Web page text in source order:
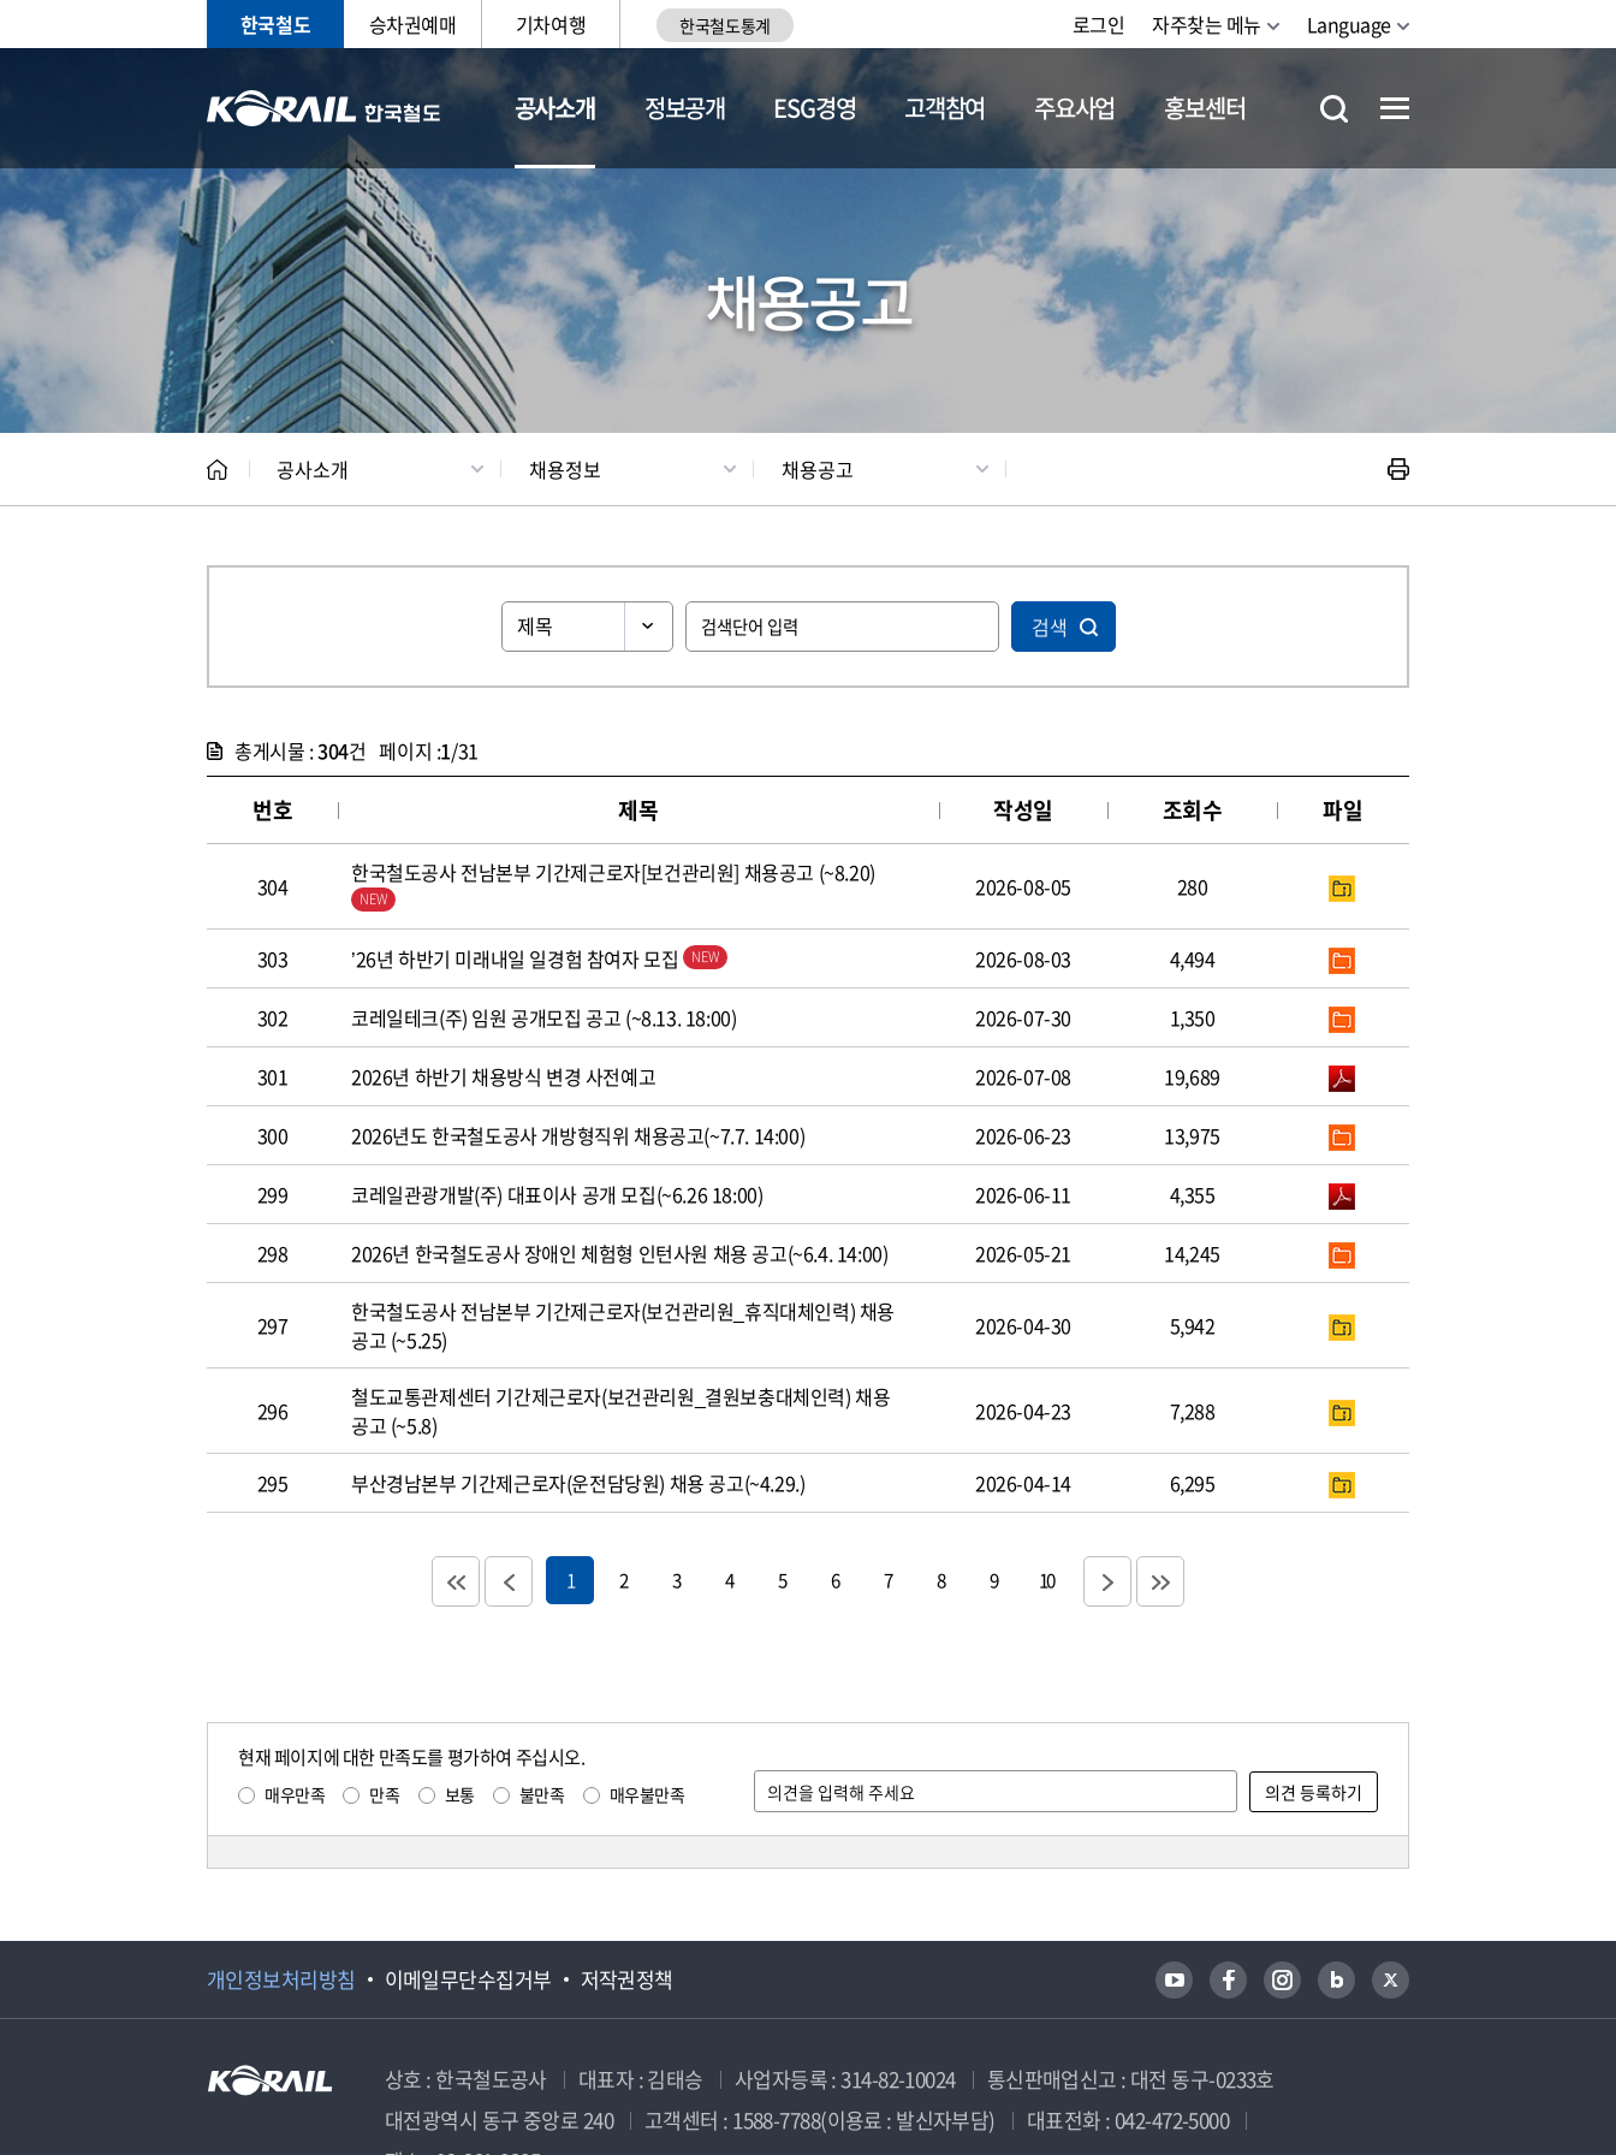
한국철도 승차권예매 기차여행 한국철도통계 로그인 자주찾는 메뉴 Language
공사소개
CEO 일반현황 채용정보
정보공개 ESG경영 고객참여 주요사업 홍보센터
채용공고
공사소개 채용정보 채용공고
검색
총게시물 :304건 페이지 :1/31
번호 제목 작성일 조회수 파일
304 한국철도공사 전남본부 기간제근로자[보건관리원] 채용공고 (~8.20) 2026-08-05 280
303 ’26년 하반기 미래내일 일경험 참여자 모집 2026-08-03 4,494
302 코레일테크(주) 임원 공개모집 공고 (~8.13. 18:00) 2026-07-30 1,350
301 2026년 하반기 채용방식 변경 사전예고 2026-07-08 19,689
300 2026년도 한국철도공사 개방형직위 채용공고(~7.7. 14:00) 2026-06-23 13,975
299 코레일관광개발(주) 대표이사 공개 모집(~6.26 18:00) 2026-06-11 4,355
298 2026년 한국철도공사 장애인 체험형 인턴사원 채용 공고(~6.4. 14:00) 2026-05-21 14,245
297
한국철도공사 전남본부 기간제근로자(보건관리원_휴직대체인력) 채용
공고 (~5.25)
2026-04-30 5,942
296
철도교통관제센터 기간제근로자(보건관리원_결원보충대체인력) 채용
공고 (~5.8)
2026-04-23 7,288
295 부산경남본부 기간제근로자(운전담당원) 채용 공고(~4.29.) 2026-04-14 6,295
1 2 3 4 5 6 7 8 9 10
현재 페이지에 대한 만족도를 평가하여 주십시오.
매우만족 만족 보통 불만족 매우불만족
개인정보처리방침 이메일무단수집거부 저작권정책
상호 : 한국철도공사 대표자 : 김태승 사업자등록 : 314-82-10024
통신판매업신고 : 대전 동구-0233호
대전광역시 동구 중앙로 240
고객센터 : 1588-7788(이용료 : 발신자부담)
대표전화 : 042-472-5000